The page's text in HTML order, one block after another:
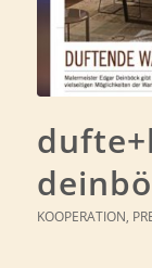
KOOPERATION,